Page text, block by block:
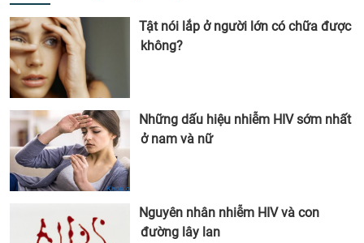
Tật nói lắp ở người lớn có chữa được
không?
Những dấu hiệu nhiễm HIV sớm nhất
ở nam và nữ
Nguyên nhân nhiễm HIV và con
đường lây lan